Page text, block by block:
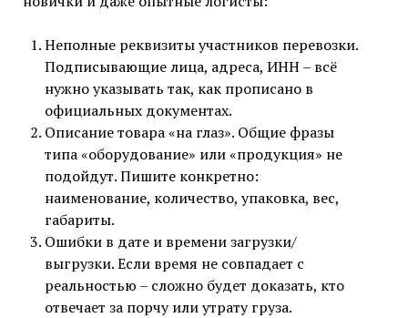
Неполные реквизиты участников перевозки.
Подписывающие лица, адреса, ИНН – всё
нужно указывать так, как прописано в
официальных документах.
Описание товара «на глаз». Общие фразы
типа «оборудование» или «продукция» не
подойдут. Пишите конкретно:
наименование, количество, упаковка, вес,
габариты.
Ошибки в дате и времени загрузки/
выгрузки. Если время не совпадает с
реальностью – сложно будет доказать, кто
отвечает за порчу или утрату груза.